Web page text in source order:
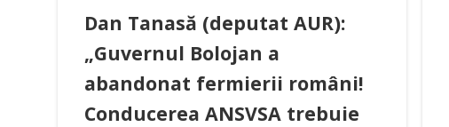
Dan Tanasă (deputat AUR):
„Guvernul Bolojan a
abandonat fermierii români!
Conducerea ANSVSA trebuie